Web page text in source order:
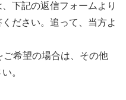
下記の返信フォームより
ださい。追って、当方よ
希望の場合は、その他
。